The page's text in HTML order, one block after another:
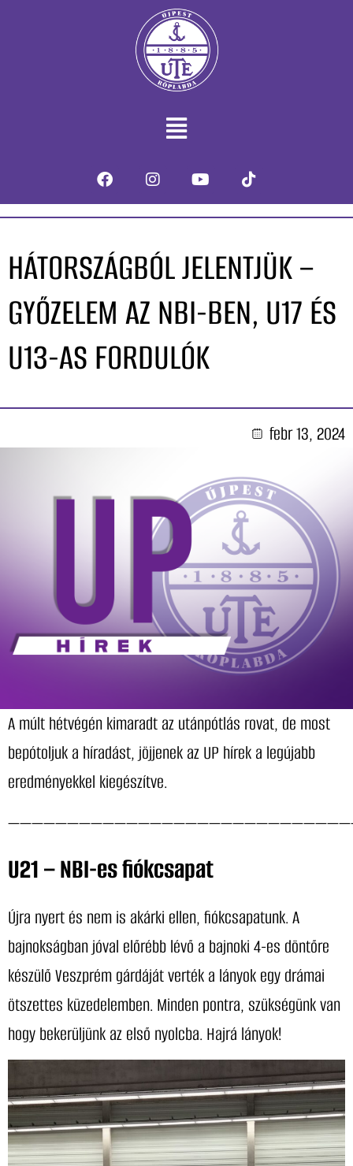
HÁTORSZÁGBÓL JELENTJÜK –
GYŐZELEM AZ NBI-BEN, U17 ÉS
U13-AS FORDULÓK
febr 13, 2024
A múlt hétvégén kimaradt az utánpótlás rovat, de most
bepótoljuk a híradást, jöjjenek az UP hírek a legújabb
eredményekkel kiegészítve.
U21 – NBI-es fiókcsapat
Újra nyert és nem is akárki ellen, fiókcsapatunk. A
bajnokságban jóval előrébb lévő a bajnoki 4-es döntőre
készülő Veszprém gárdáját verték a lányok egy drámai
ötszettes küzedelemben. Minden pontra, szükségünk van
hogy bekerüljünk az első nyolcba. Hajrá lányok!